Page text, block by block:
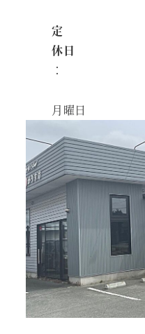
定
休日
：
月曜日